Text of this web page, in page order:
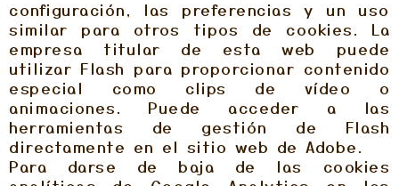
configuración, las preferencias y un uso
similar para otros tipos de cookies. La
empresa titular de esta web puede
utilizar Flash para proporcionar contenido
especial como clips de vídeo o
animaciones. Puede acceder a las
herramientas de gestión de Flash
directamente en el sitio web de Adobe.
Para darse de baja de las cookies